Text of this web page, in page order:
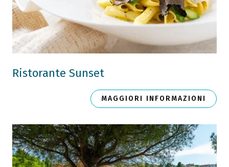
Ristorante Sunset
MAGGIORI INFORMAZIONI